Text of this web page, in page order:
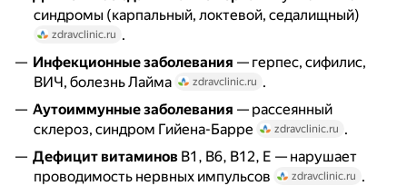
синдромы (карпальный, локтевой, седалищный)
zdravclinic.ru .
Инфекционные заболевания — герпес, сифилис,
ВИЧ, болезнь Лайма
zdravclinic.ru .
Аутоиммунные заболевания — рассеянный
склероз, синдром Гийена-Барре
zdravclinic.ru .
Дефицит витаминов B1, B6, B12, E — нарушает
проводимость нервных импульсов
zdravclinic.ru .